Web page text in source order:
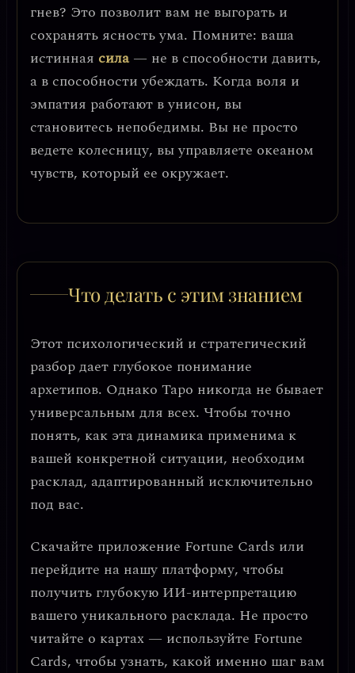
гнев? Это позволит вам не выгорать и
сохранять ясность ума. Помните: ваша
истинная сила— не в способности давить,
а в способности убеждать. Когда воля и
эмпатия работают в унисон, вы
становитесь непобедимы. Вы не просто
ведете колесницу, вы управляете океаном
чувств, который ее окружает.
Что делать с этим знанием
Этот психологический и стратегический
разбор дает глубокое понимание
архетипов. Однако Таро никогда не бывает
универсальным для всех. Чтобы точно
понять, как эта динамика применима к
вашей конкретной ситуации, необходим
расклад, адаптированный исключительно
под вас.
Скачайте приложение Fortune Cards или
перейдите на нашу платформу, чтобы
получить глубокую ИИ-интерпретацию
вашего уникального расклада. Не просто
читайте о картах — используйте Fortune
Cards, чтобы узнать, какой именно шаг вам